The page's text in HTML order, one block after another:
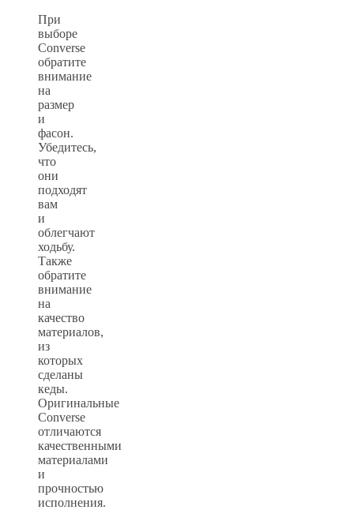
При
выборе
Converse
обратите
внимание
на
размер
и
фасон.
Убедитесь,
что
они
подходят
вам
и
облегчают
ходьбу.
Также
обратите
внимание
на
качество
материалов,
из
которых
сделаны
кеды.
Оригинальные
Converse
отличаются
качественными
материалами
и
прочностью
исполнения.